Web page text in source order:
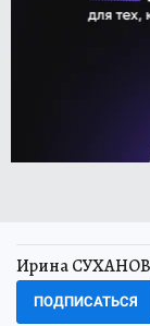
Ирина
ПОДПИСАТЬСЯ